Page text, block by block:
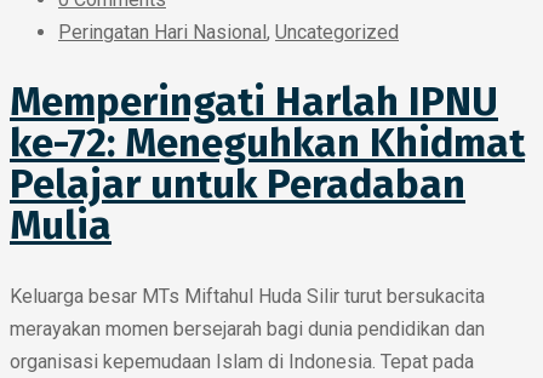
Peringatan Hari Nasional, Uncategorized
Memperingati Harlah IPNU
ke-72: Meneguhkan Khidmat
Pelajar untuk Peradaban
Mulia
Keluarga besar MTs Miftahul Huda Silir turut bersukacita
merayakan momen bersejarah bagi dunia pendidikan dan
organisasi kepemudaan Islam di Indonesia. Tepat pada